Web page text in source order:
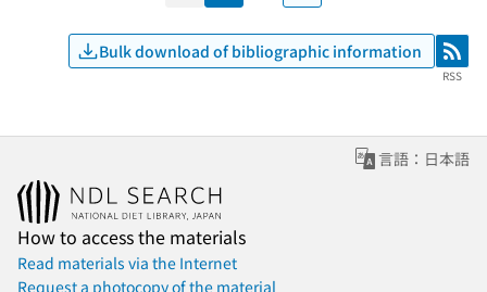
Bulk download of bibliographic information RSS
RSS
言語：日本語
How to access the materials
Read materials via the Internet
Request a photocopy of the material